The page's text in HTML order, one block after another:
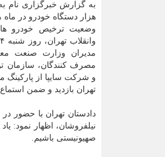
به گزارش خبرگزاری نام
هزار دستگاه خودرو در
وضعیت ترخیص خودرو
مدیران وزارت صنعت
مصرف کنندگان، سازمان
و شرکت سایپا از
تهران بازدید و ضمن
دادستان تهران با حضور
نیلفروشان، اظهار نمود:
صهیونیستی باشیم.